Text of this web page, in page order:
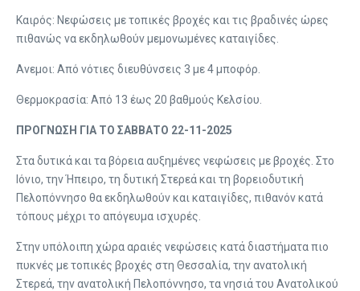
Καιρός: Νεφώσεις με τοπικές βροχές και τις βραδινές ώρες
πιθανώς να εκδηλωθούν μεμονωμένες καταιγίδες.
Ανεμοι: Από νότιες διευθύνσεις 3 με 4 μποφόρ.
Θερμοκρασία: Από 13 έως 20 βαθμούς Κελσίου.
ΠΡΟΓΝΩΣΗ ΓΙΑ ΤΟ ΣΑΒΒΑΤΟ 22-11-2025
Στα δυτικά και τα βόρεια αυξημένες νεφώσεις με βροχές. Στο
Ιόνιο, την Ήπειρο, τη δυτική Στερεά και τη βορειοδυτική
Πελοπόννησο θα εκδηλωθούν και καταιγίδες, πιθανόν κατά
τόπους μέχρι το απόγευμα ισχυρές.
Στην υπόλοιπη χώρα αραιές νεφώσεις κατά διαστήματα πιο
πυκνές με τοπικές βροχές στη Θεσσαλία, την ανατολική
Στερεά, την ανατολική Πελοπόννησο, τα νησιά του Ανατολικού